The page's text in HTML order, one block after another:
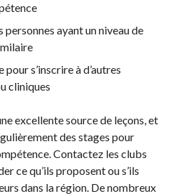
personnes ayant un niveau de
pour s’inscrire à d’autres
cliniques
excellente source de leçons, et
des stages pour
Contactez les clubs
ce qu’ils proposent ou s’ils
dans la région. De nombreux